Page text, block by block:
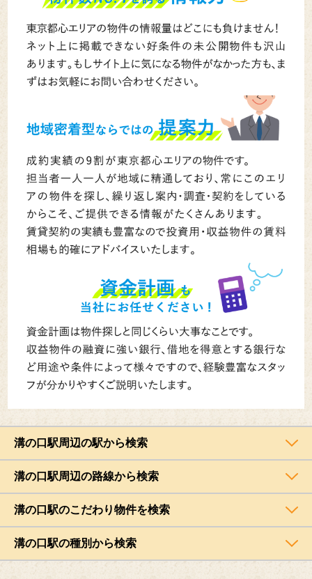
溝の口駅周辺の駅から検索
溝の口駅周辺の路線から検索
溝の口駅のこだわり物件を検索
溝の口駅の種別から検索